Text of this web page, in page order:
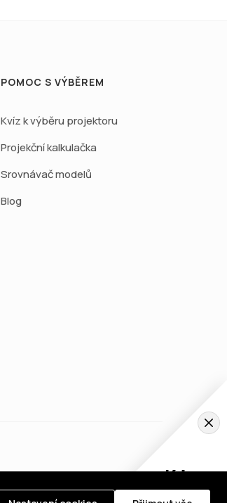
POMOC S VÝBĚREM
Kvíz k výběru projektoru
Projekční kalkulačka
Srovnávač modelů
Blog
Kde
koupit